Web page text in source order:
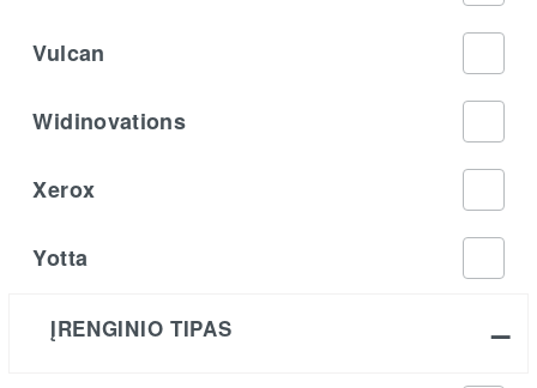
Vulcan
Widinovations
Xerox
Yotta
ĮRENGINIO TIPAS